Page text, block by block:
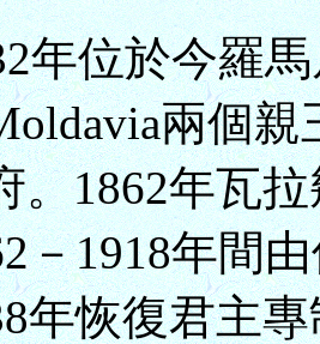
年位於今羅
兩個
。1862年瓦
－1918年間
年恢復君主